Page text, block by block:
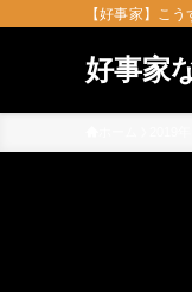
【好事家】こ
好事家